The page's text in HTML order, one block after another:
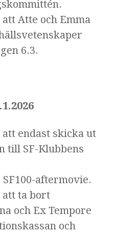
Atte och Emma
6.3.
endast skicka ut
till SF-Klubbens
aftermovie.
att ta bort
och Ex Tempore
och